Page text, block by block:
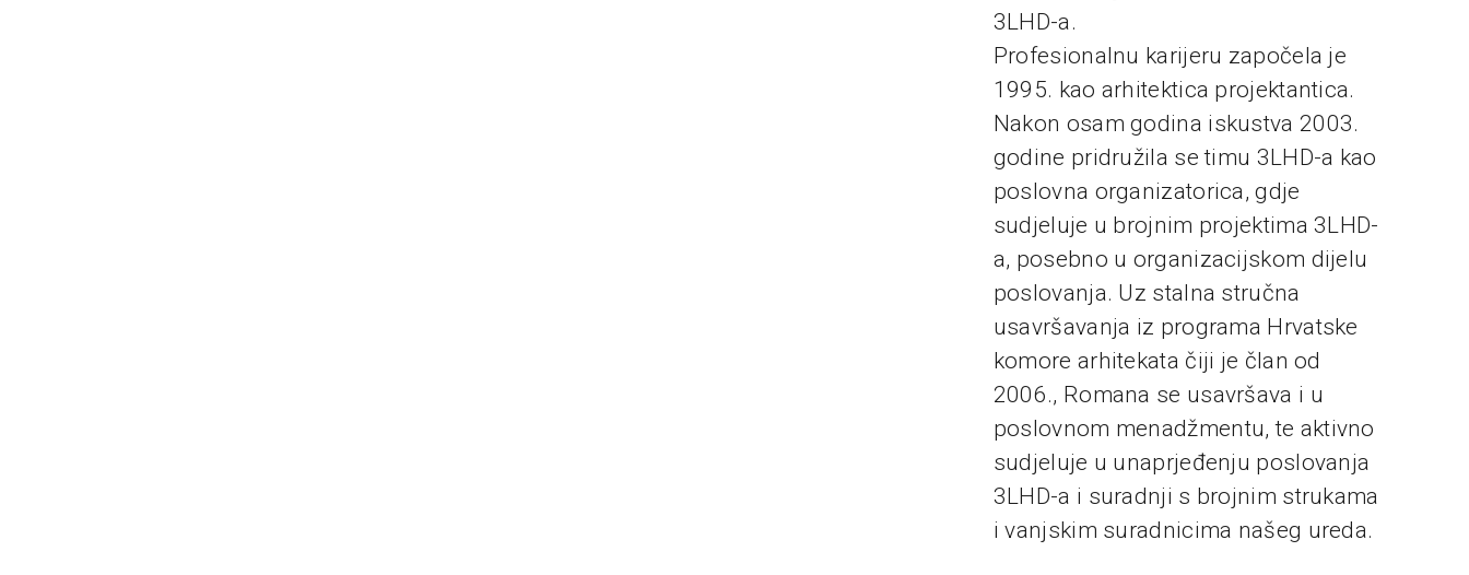
3LHD-a.
Profesionalnu karijeru započela je
1995. kao arhitektica projektantica.
Nakon osam godina iskustva 2003.
godine pridružila se timu 3LHD-a kao
poslovna organizatorica, gdje
sudjeluje u brojnim projektima 3LHD-
a, posebno u organizacijskom dijelu
poslovanja. Uz stalna stručna
usavršavanja iz programa Hrvatske
komore arhitekata čiji je član od
2006., Romana se usavršava i u
poslovnom menadžmentu, te aktivno
sudjeluje u unaprjeđenju poslovanja
3LHD-a i suradnji s brojnim strukama
i vanjskim suradnicima našeg ureda.